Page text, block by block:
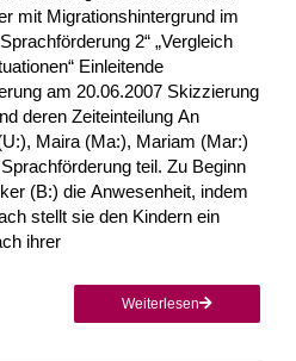
mit Migrationshintergrund im
2“ „Vergleich
Einleitende
am 20.06.2007 Skizzierung
deren Zeiteinteilung An
Maira (Ma:), Mariam (Mar:)
teil. Zu Beginn
(B:) die An­wesenheit, indem
stellt sie den Kindern ein
ihrer
Weiterlesen